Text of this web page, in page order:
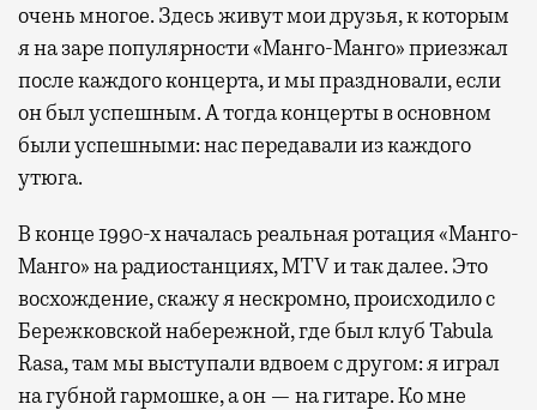
очень многое. Здесь живут мои друзья, к которым
я на заре популярности «Манго-Манго» приезжал
после каждого концерта, и мы праздновали, если
он был успешным. А тогда концерты в основном
были успешными: нас передавали из каждого
утюга.
В конце 1990-х началась реальная ротация «Манго-
Манго» на радиостанциях, MTV и так далее. Это
восхождение, скажу я нескромно, происходило с
Бережковской набережной, где был клуб Tabula
Rasa, там мы выступали вдвоем с другом: я играл
на губной гармошке, а он — на гитаре. Ко мне